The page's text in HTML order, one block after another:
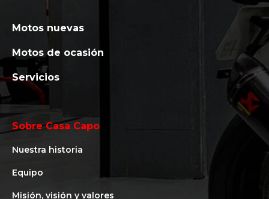
Motos nuevas
Motos de ocasión
Servicios
Sobre Casa Capo
Nuestra historia
Equipo
Misión, visión y valores